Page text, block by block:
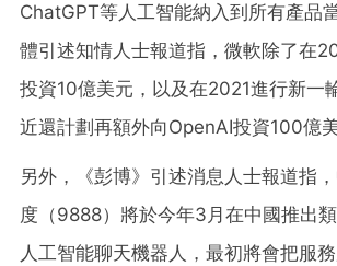
ChatGPT等人工智能納入到所有產品
體引述知情人士報道指，微軟除了在
投資10億美元，以及在2021進行新一
近還計劃再額外向OpenAI投資100億美
另外，《彭博》引述消息人士報道指
度（9888）將於今年3月在中國推出
人工智能聊天機器人，最初將會把服